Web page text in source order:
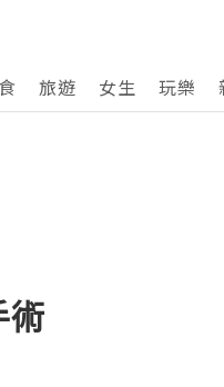
旅遊 女生 玩樂
術